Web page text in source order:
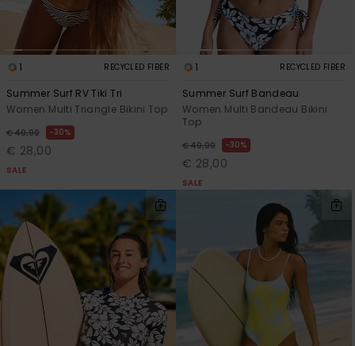
1 RECYCLED FIBER
Summer Surf RV Tiki Tri
Women Multi Triangle Bikini Top
€ 40,00 30%
€ 28,00
SALE
1 RECYCLED FIBER
Summer Surf Bandeau
Women Multi Bandeau Bikini
Top
€ 40,00 30%
€ 28,00
SALE